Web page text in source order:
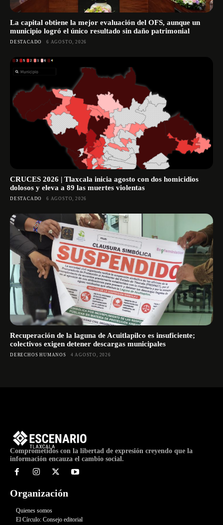
La capital obtiene la mejor evaluación del OFS, aunque un
municipio logró el único resultado sin daño patrimonial
DESTACADO 6 AGOSTO, 2026
CRUCES 2026 | Tlaxcala inicia agosto con dos homicidios
dolosos y eleva a 89 las muertes violentas
DESTACADO 6 AGOSTO, 2026
Recuperación de la laguna de Acuitlapilco es insuficiente;
colectivos exigen detener descargas municipales
DERECHOS HUMANOS 4 AGOSTO, 2026
Comprometidos con la libertad de expresión creyendo que la
información encauza el cambio social.
Organización
Quienes somos
El Círculo: Consejo editorial